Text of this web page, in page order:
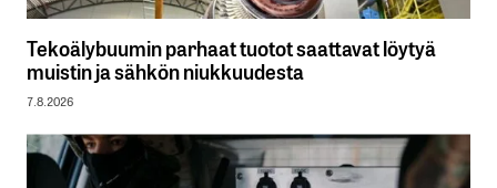
Tekoälybuumin parhaat tuotot saattavat löytyä
muistin ja sähkön niukkuudesta
7.8.2026